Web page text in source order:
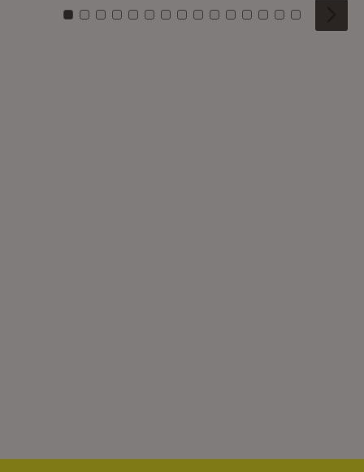
Zu Kachel: 0
Zu Kachel: 1
Zu Kachel: 2
Zu Kachel: 3
Zu Kachel: 4
Zu Kachel: 5
Zu Kachel: 6
Zu Kachel: 7
Zu Kachel: 8
Zu Kachel: 9
Zu Kachel: 10
Zu Kachel: 11
Zu Kachel: 12
Zu Kachel:
Zu